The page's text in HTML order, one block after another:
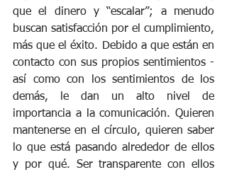
que el dinero y “escalar”; a menudo
buscan satisfacción por el cumplimiento,
más que el éxito. Debido a que están en
contacto con sus propios sentimientos -
así como con los sentimientos de los
demás, le dan un alto nivel de
importancia a la comunicación. Quieren
mantenerse en el círculo, quieren saber
lo que está pasando alrededor de ellos
y por qué. Ser transparente con ellos